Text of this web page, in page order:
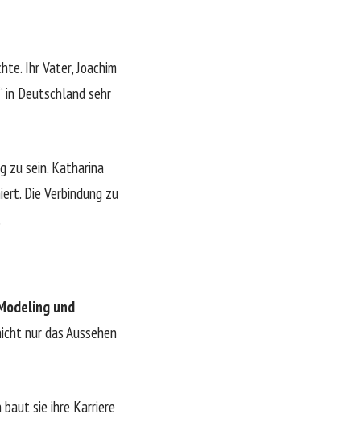
Ihr Vater, Joachim
in Deutschland sehr
zu sein. Katharina
Die Verbindung zu
und
nur das Aussehen
sie ihre Karriere